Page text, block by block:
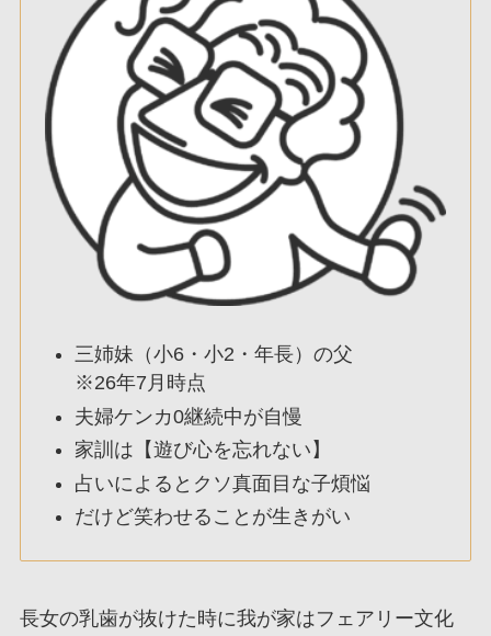
三姉妹（小6・小2・年長）の父
※26年7月時点
夫婦ケンカ0継続中が自慢
家訓は【遊び心を忘れない】
占いによるとクソ真面目な子煩悩
だけど笑わせることが生きがい
長女の乳歯が抜けた時に我が家はフェアリー文化